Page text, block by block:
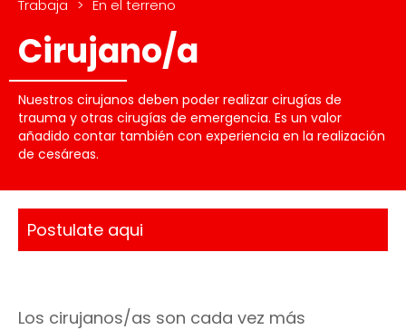
Trabaja > En el terreno
Cirujano/a
Nuestros cirujanos deben poder realizar cirugías de
trauma y otras cirugías de emergencia. Es un valor
añadido contar también con experiencia en la realización
de cesáreas.
Postulate aqui
Los cirujanos/as son cada vez más